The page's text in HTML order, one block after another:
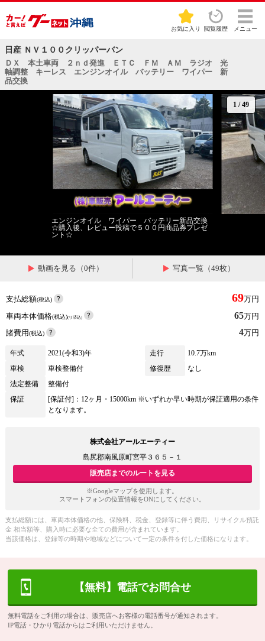
お気に入り 閲覧履歴 メニュー
日産 ＮＶ１００クリッパーバン
ＤＸ 本土車両 ２ｎｄ発進 ＥＴＣ ＦＭ ＡＭ ラジオ 光
軸調整 キーレス エンジンオイル バッテリー ワイパー 新
品交換
1 /49
エンジンオイル ワイパー バッテリー新品交換
☆購入後、レビュー投稿で５００円商品券プレゼ
ント☆
動画を見る（0件） 写真一覧（49枚）
支払総額(税込) 69万円
車両本体価格(税込)(リ済込) 65万円
諸費用(税込) 4万円
年式 2021(令和3)年 走行
10.7万km
車検
車検整備付 修復歴
なし
法定整備
整備付
保証
[保証付]：12ヶ月・15000km ※いずれか早い時期が保証適用の条件
となります。
株式会社アールエーティー
島尻郡南風原町宮平３６５－１
販売店までのルートを見る
※Googleマップを使用します。
スマートフォンの位置情報をONにしてください。
支払総額には、車両本体価格の他、保険料、税金、登録等に伴う費用、リサイクル預託
金 相当額等、購入時に必要な全ての費用が含まれています。
当該価格は、登録等の時期や地域などについて一定の条件を付した価格になります。
【無料】電話でお問合せ
無料電話をご利用の場合は、販売店へお客様の電話番号が通知されます。
IP電話・ひかり電話からはご利用いただけません。